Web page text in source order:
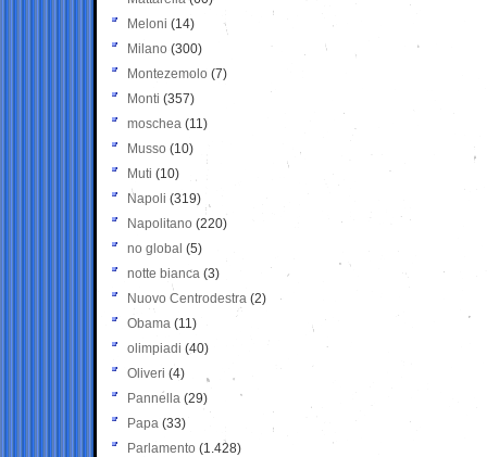
Meloni (14)
Milano (300)
Montezemolo (7)
Monti (357)
moschea (11)
Musso (10)
Muti (10)
Napoli (319)
Napolitano (220)
no global (5)
notte bianca (3)
Nuovo Centrodestra (2)
Obama (11)
olimpiadi (40)
Oliveri (4)
Pannella (29)
Papa (33)
Parlamento (1.428)